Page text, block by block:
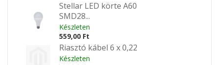
Stellar LED körte A60
SMD28...
Készleten
559,00 Ft
Riasztó kábel 6 x 0,22
Készleten